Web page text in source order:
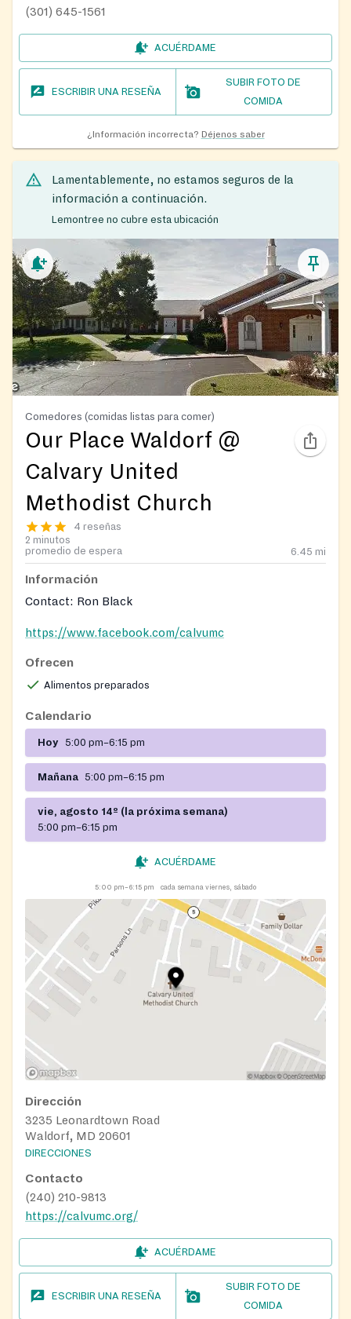
(301) 645-1561
ACUÉRDAME
ESCRIBIR UNA RESEÑA
SUBIR FOTO DE
COMIDA
¿Información incorrecta? Déjenos saber
Lamentablemente, no estamos seguros de la
información a continuación.
Lemontree no cubre esta ubicación
Comedores (comidas listas para comer)
Our Place Waldorf @
Calvary United
Methodist Church
4 reseñas
2 minutos
promedio de espera
6.45 mi
Información
Contact: Ron Black
https://www.facebook.com/calvumc
Ofrecen
Alimentos preparados
Calendario
Hoy 5:00 pm–6:15 pm
Mañana 5:00 pm–6:15 pm
vie, agosto 14º (la próxima semana)
5:00 pm–6:15 pm
ACUÉRDAME
5:00 pm–6:15 pm cada semana viernes, sábado
Dirección
3235 Leonardtown Road
Waldorf, MD 20601
DIRECCIONES
Contacto
(240) 210-9813
https://calvumc.org/
ACUÉRDAME
ESCRIBIR UNA RESEÑA
SUBIR FOTO DE
COMIDA